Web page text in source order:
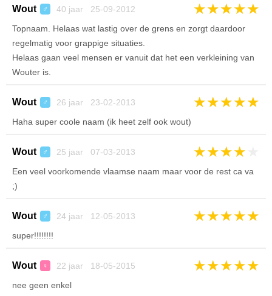
Wout ♂ 40 jaar 25-09-2012 ★★★★★
Topnaam. Helaas wat lastig over de grens en zorgt daardoor
regelmatig voor grappige situaties.
Helaas gaan veel mensen er vanuit dat het een verkleining van
Wouter is.
Wout ♂ 26 jaar 23-02-2013 ★★★★★
Haha super coole naam (ik heet zelf ook wout)
Wout ♂ 25 jaar 07-03-2013 ★★★★
Een veel voorkomende vlaamse naam maar voor de rest ca va
;)
Wout ♂ 24 jaar 12-05-2013 ★★★★★
super!!!!!!!!
Wout ♀ 22 jaar 18-05-2015 ★★★★★
nee geen enkel